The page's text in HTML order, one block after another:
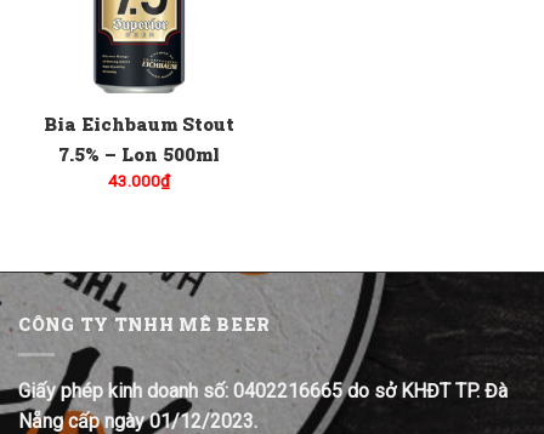
Bia Eichbaum Stout
7.5% – Lon 500ml
43.000₫
CÔNG TY TNHH MÊ BEER
Giấy phép kinh doanh số: 0402216665 do sở KHĐT TP. Đà
Nẵng cấp ngày 01/12/2023.